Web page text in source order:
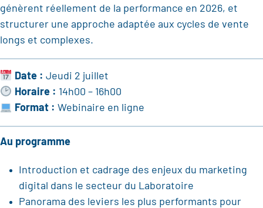
génèrent réellement de la performance en 2026, et
structurer une approche adaptée aux cycles de vente
longs et complexes.
Date : Jeudi 2 juillet
Horaire : 14h00 – 16h00
Format : Webinaire en ligne
Au programme
Introduction et cadrage des enjeux du marketing
digital dans le secteur du Laboratoire
Panorama des leviers les plus performants pour